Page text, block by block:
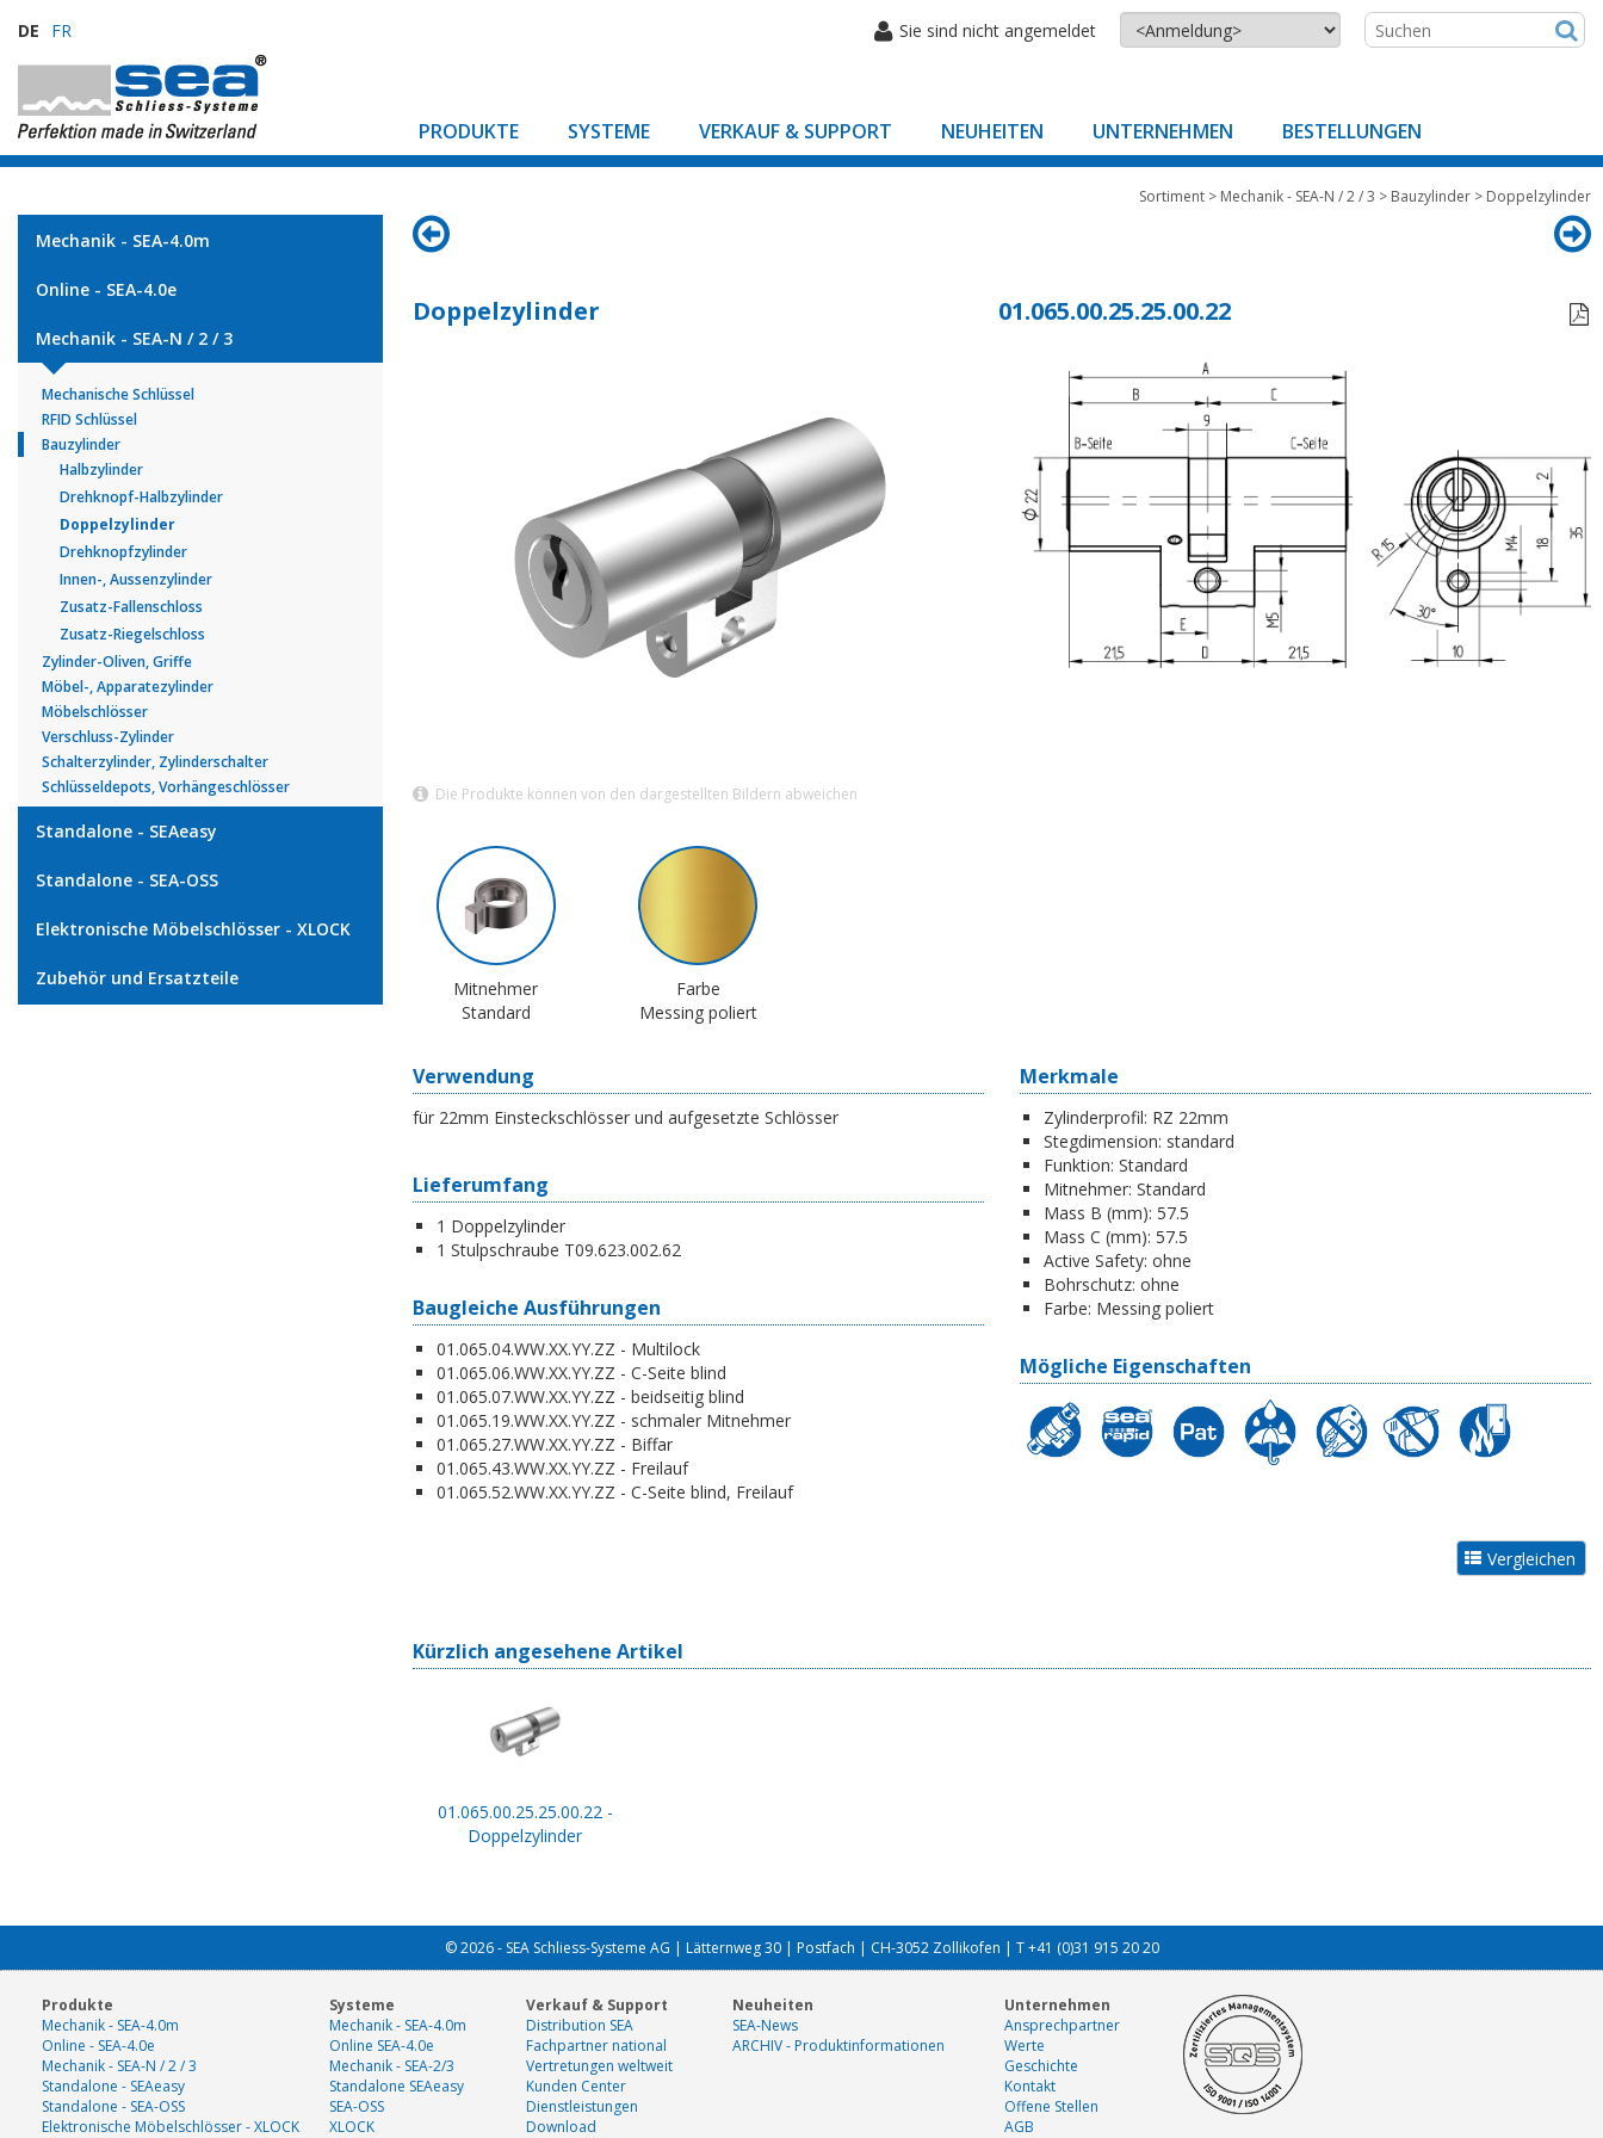
DE FR Sie sind nicht angemeldet
PRODUKTE SYSTEME VERKAUF & SUPPORT NEUHEITEN UNTERNEHMEN BESTELLUNGEN
Mechanik - SEA-4.0m
Online - SEA-4.0e
Mechanik - SEA-N / 2 / 3
Mechanische Schlüssel
RFID Schlüssel
Bauzylinder
Halbzylinder
Drehknopf-Halbzylinder
Doppelzylinder
Drehknopfzylinder
Innen-, Aussenzylinder
Zusatz-Fallenschloss
Zusatz-Riegelschloss
Zylinder-Oliven, Griffe
Möbel-, Apparatezylinder
Möbelschlösser
Verschluss-Zylinder
Schalterzylinder, Zylinderschalter
Schlüsseldepots, Vorhängeschlösser
Standalone - SEAeasy
Standalone - SEA-OSS
Elektronische Möbelschlösser - XLOCK
Zubehör und Ersatzteile
Sortiment > Mechanik - SEA-N / 2 / 3 > Bauzylinder > Doppelzylinder
Doppelzylinder 01.065.00.25.25.00.22 
Die Produkte können von den dargestellten Bildern abweichen
Mitnehmer
Standard
Farbe
Messing poliert
Verwendung
für 22mm Einsteckschlösser und aufgesetzte Schlösser
Lieferumfang
1 Doppelzylinder
1 Stulpschraube T09.623.002.62
Baugleiche Ausführungen
01.065.04.WW.XX.YY.ZZ - Multilock
01.065.06.WW.XX.YY.ZZ - C-Seite blind
01.065.07.WW.XX.YY.ZZ - beidseitig blind
01.065.19.WW.XX.YY.ZZ - schmaler Mitnehmer
01.065.27.WW.XX.YY.ZZ - Biffar
01.065.43.WW.XX.YY.ZZ - Freilauf
01.065.52.WW.XX.YY.ZZ - C-Seite blind, Freilauf
Merkmale
Zylinderprofil: RZ 22mm
Stegdimension: standard
Funktion: Standard
Mitnehmer: Standard
Mass B (mm): 57.5
Mass C (mm): 57.5
Active Safety: ohne
Bohrschutz: ohne
Farbe: Messing poliert
Mögliche Eigenschaften
Kürzlich angesehene Artikel
01.065.00.25.25.00.22 -
Doppelzylinder
© 2026 - SEA Schliess-Systeme AG | Lätternweg 30 | Postfach | CH-3052 Zollikofen | T +41 (0)31 915 20 20
Produkte
Mechanik - SEA-4.0m
Online - SEA-4.0e
Mechanik - SEA-N / 2 / 3
Standalone - SEAeasy
Standalone - SEA-OSS
Elektronische Möbelschlösser - XLOCK
Systeme
Mechanik - SEA-4.0m
Online SEA-4.0e
Mechanik - SEA-2/3
Standalone SEAeasy
SEA-OSS
XLOCK
Verkauf & Support
Distribution SEA
Fachpartner national
Vertretungen weltweit
Kunden Center
Dienstleistungen
Download
Neuheiten
SEA-News
ARCHIV - Produktinformationen
Unternehmen
Ansprechpartner
Werte
Geschichte
Kontakt
Offene Stellen
AGB